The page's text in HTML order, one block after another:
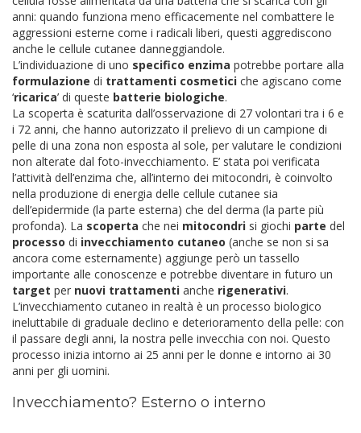
anni: quando funziona meno efficacemente nel combattere le
aggressioni esterne come i radicali liberi, questi aggrediscono
anche le cellule cutanee danneggiandole.
L’individuazione di uno specifico enzima potrebbe portare alla
formulazione di trattamenti cosmetici che agiscano come
‘ricarica’ di queste batterie biologiche.
La scoperta è scaturita dall’osservazione di 27 volontari tra i 6 e
i 72 anni, che hanno autorizzato il prelievo di un campione di
pelle di una zona non esposta al sole, per valutare le condizioni
non alterate dal foto-invecchiamento. E’ stata poi verificata
l’attività dell’enzima che, all’interno dei mitocondri, è coinvolto
nella produzione di energia delle cellule cutanee sia
dell’epidermide (la parte esterna) che del derma (la parte più
profonda). La scoperta che nei mitocondri si giochi parte del
processo di invecchiamento cutaneo (anche se non si sa
ancora come esternamente) aggiunge però un tassello
importante alle conoscenze e potrebbe diventare in futuro un
target per nuovi trattamenti anche rigenerativi.
L’invecchiamento cutaneo in realtà è un processo biologico
ineluttabile di graduale declino e deterioramento della pelle: con
il passare degli anni, la nostra pelle invecchia con noi. Questo
processo inizia intorno ai 25 anni per le donne e intorno ai 30
anni per gli uomini.
Invecchiamento? Esterno o interno